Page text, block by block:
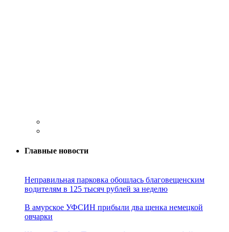
Главные новости
Неправильная парковка обошлась благовещенским
водителям в 125 тысяч рублей за неделю
В амурское УФСИН прибыли два щенка немецкой
овчарки